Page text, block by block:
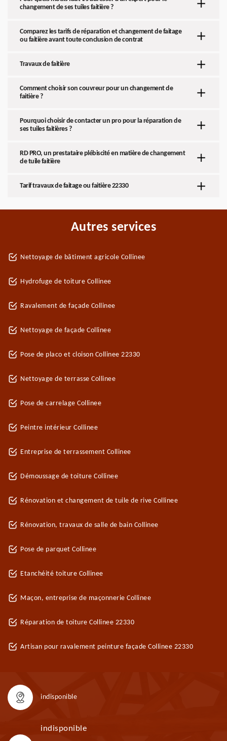
changement de ses tuiles faitière ?
Comparez les tarifs de réparation et changement de faitage
ou faitière avant toute conclusion de contrat
Travaux de faitière
Comment choisir son couvreur pour un changement de
faitière ?
Pourquoi choisir de contacter un pro pour la réparation de
ses tuiles faitières ?
RD PRO, un prestataire plébiscité en matière de changement
de tuile faitière
Tarif travaux de faitage ou faitière 22330
Autres services
Nettoyage de bâtiment agricole Collinee
Hydrofuge de toiture Collinee
Ravalement de façade Collinee
Nettoyage de façade Collinee
Pose de placo et cloison Collinee 22330
Nettoyage de terrasse Collinee
Pose de carrelage Collinee
Peintre intérieur Collinee
Entreprise de terrassement Collinee
Démoussage de toiture Collinee
Rénovation et changement de tuile de rive Collinee
Rénovation, travaux de salle de bain Collinee
Pose de parquet Collinee
Etanchéité toiture Collinee
Maçon, entreprise de maçonnerie Collinee
Réparation de toiture Collinee 22330
Artisan pour ravalement peinture façade Collinee 22330
indisponible
indisponible